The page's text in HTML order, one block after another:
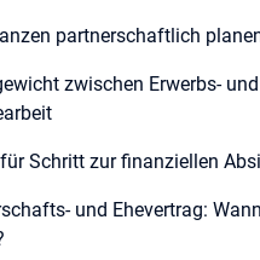
partnerschaftlich
zwischen Erwerbs- und
Schritt zur finanziellen
und Ehevertrag: